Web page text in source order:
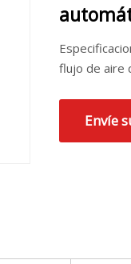
flujo de aire
Envíe